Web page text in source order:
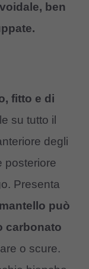
ben
fitto e di
su tutto il
degli
posteriore
Presenta
può
carbonato
o scure.